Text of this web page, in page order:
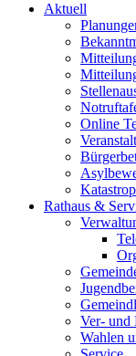
Aktuell
Online
Rathaus &
Ver- und
Wahlen